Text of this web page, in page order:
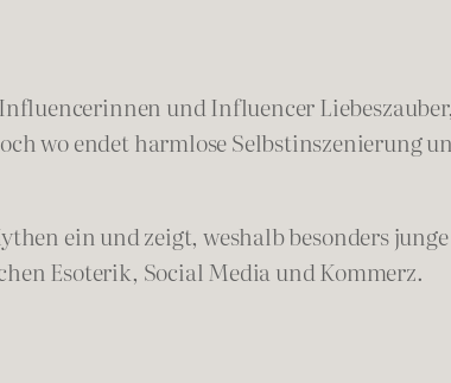
und Influencer
wo endet harmlose Selbstinszenierung
ein und zeigt, weshalb besonders
Esoterik, Social Media und Kommerz.